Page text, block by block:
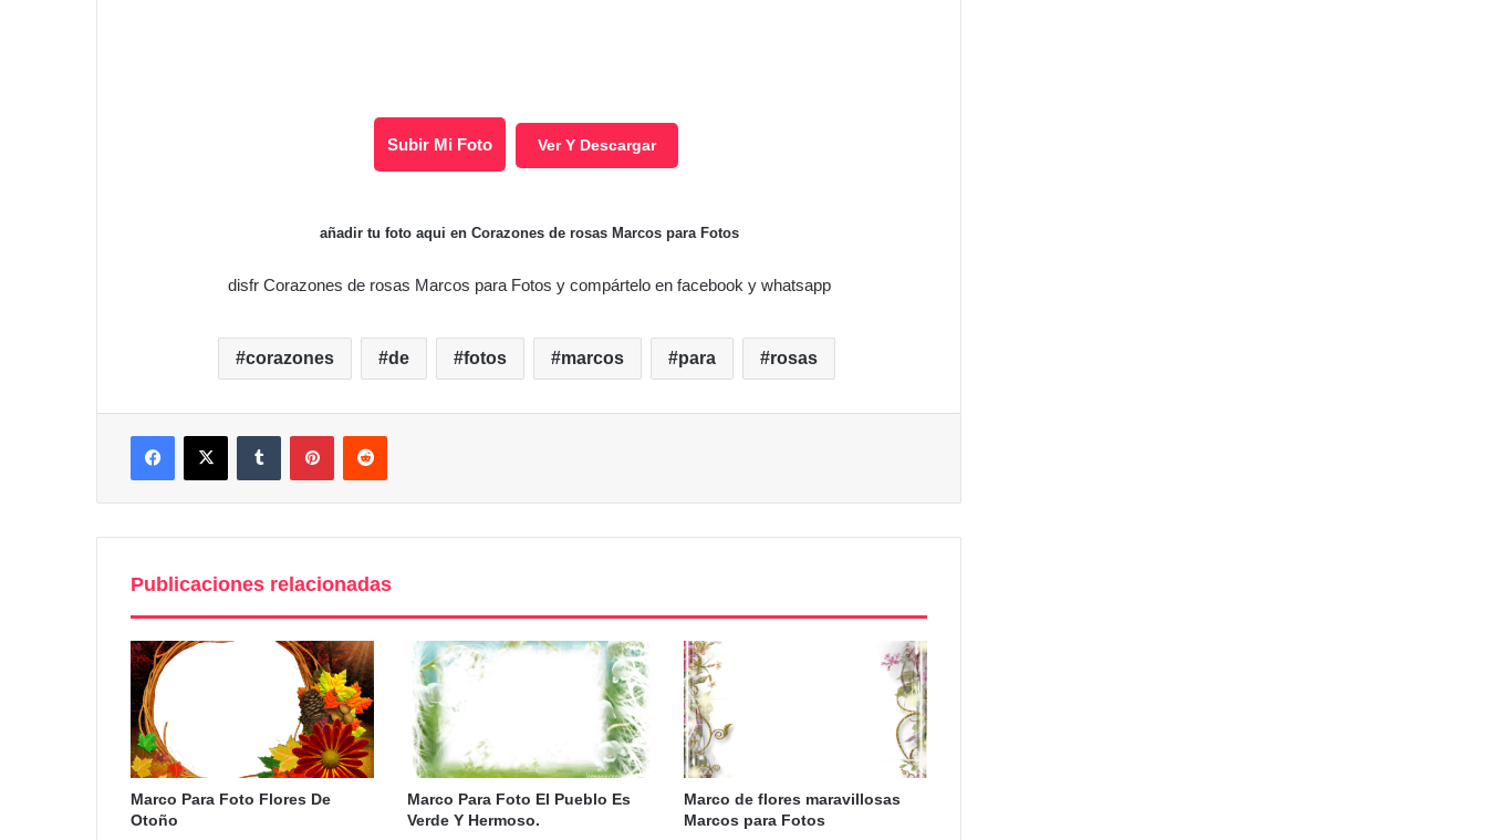
Subir Mi Foto Ver Y Descargar
añadir tu foto aqui en Corazones de rosas Marcos para Fotos
disfr Corazones de rosas Marcos para Fotos y compártelo en facebook y whatsapp
corazones de fotos marcos para rosas
FacebookX Tumblr PinterestReddit
Publicaciones relacionadas
Marco Para Foto Flores De
Otoño
Marco Para Foto El Pueblo Es
Verde Y Hermoso.
Marco de flores maravillosas
Marcos para Fotos